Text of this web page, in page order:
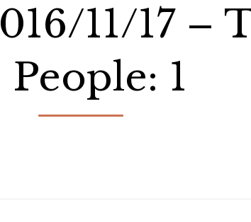
11/17 –
People: 1